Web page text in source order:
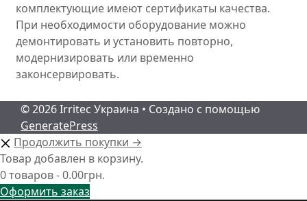
комплектующие имеют сертификаты качества.
При необходимости оборудование можно
демонтировать и установить повторно,
модернизировать или временно
законсервировать.
© 2026 Irritec Украина • Создано с помощью
GeneratePress
Продолжить покупки →
Товар добавлен в корзину.
0 товаров -0.00грн.
Оформить заказ